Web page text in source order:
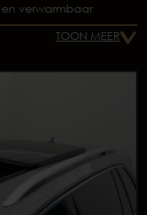
en verwarmbaar
TOON MEER